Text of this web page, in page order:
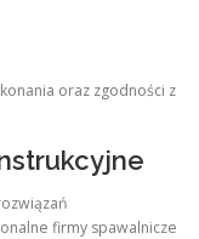
oraz zgodności z
firmy spawalnicze